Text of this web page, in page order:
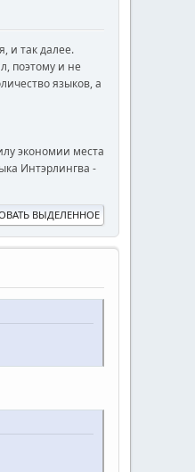
и так далее.
поэтому и не
языков, а
экономии места
Интэрлингва -
ВЫДЕЛЕННОЕ